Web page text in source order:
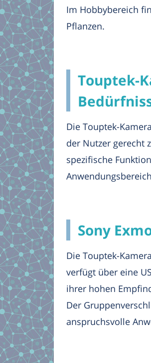
Im Hobbybereich
Pflanzen.
Touptek-
Die Touptek-
der Nutzer gerecht
spezifische
Sony
Die Touptek-
verfügt über eine
ihrer hohen
Der
anspruchsvolle